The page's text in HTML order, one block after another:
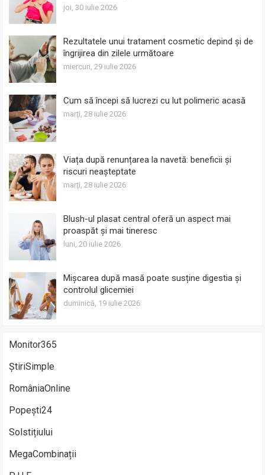
joi, 30 iulie 2026
Rezultatele unui tratament cosmetic depind și de
îngrijirea din zilele următoare
miercuri, 29 iulie 2026
Cum să începi să lucrezi cu lut polimeric acasă
marți, 28 iulie 2026
Viața după renunțarea la navetă: beneficii și
riscuri neașteptate
marți, 28 iulie 2026
Blush-ul plasat central oferă un aspect mai
proaspăt și mai tineresc
luni, 20 iulie 2026
Mișcarea după masă poate susține digestia și
controlul glicemiei
duminică, 19 iulie 2026
Monitor365
ȘtiriSimple
RomâniaOnline
Popești24
Solstițiului
MegaCombinații